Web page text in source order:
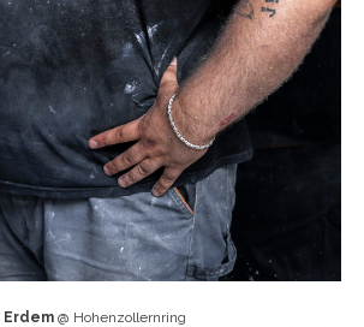
Erdem @ Hohenzollernring